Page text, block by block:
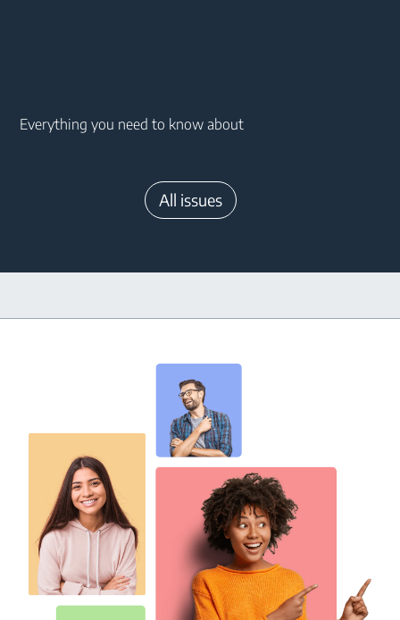
Everything you need to know about
All issues